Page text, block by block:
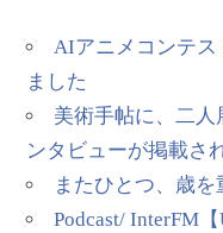
AIアニメコンテス
ました
美術手帖に、二人
ンタビューが掲載さ
またひとつ、歳を
Podcast/ InterFM